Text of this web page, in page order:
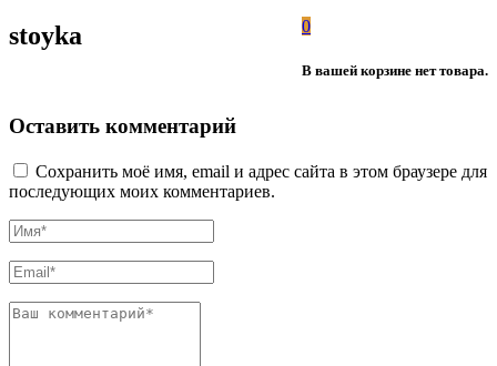
0
В вашей корзине нет товара.
stoyka
Оставить комментарий
Сохранить моё имя, email и адрес сайта в этом браузере для
последующих моих комментариев.